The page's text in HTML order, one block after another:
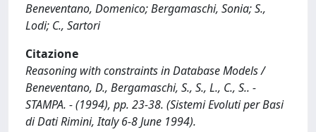
Beneventano, Domenico; Bergamaschi, Sonia; S.,
Lodi; C., Sartori
Citazione
Reasoning with constraints in Database Models /
Beneventano, D., Bergamaschi, S., S., L., C., S.. -
STAMPA. - (1994), pp. 23-38. (Sistemi Evoluti per Basi
di Dati Rimini, Italy 6-8 June 1994).